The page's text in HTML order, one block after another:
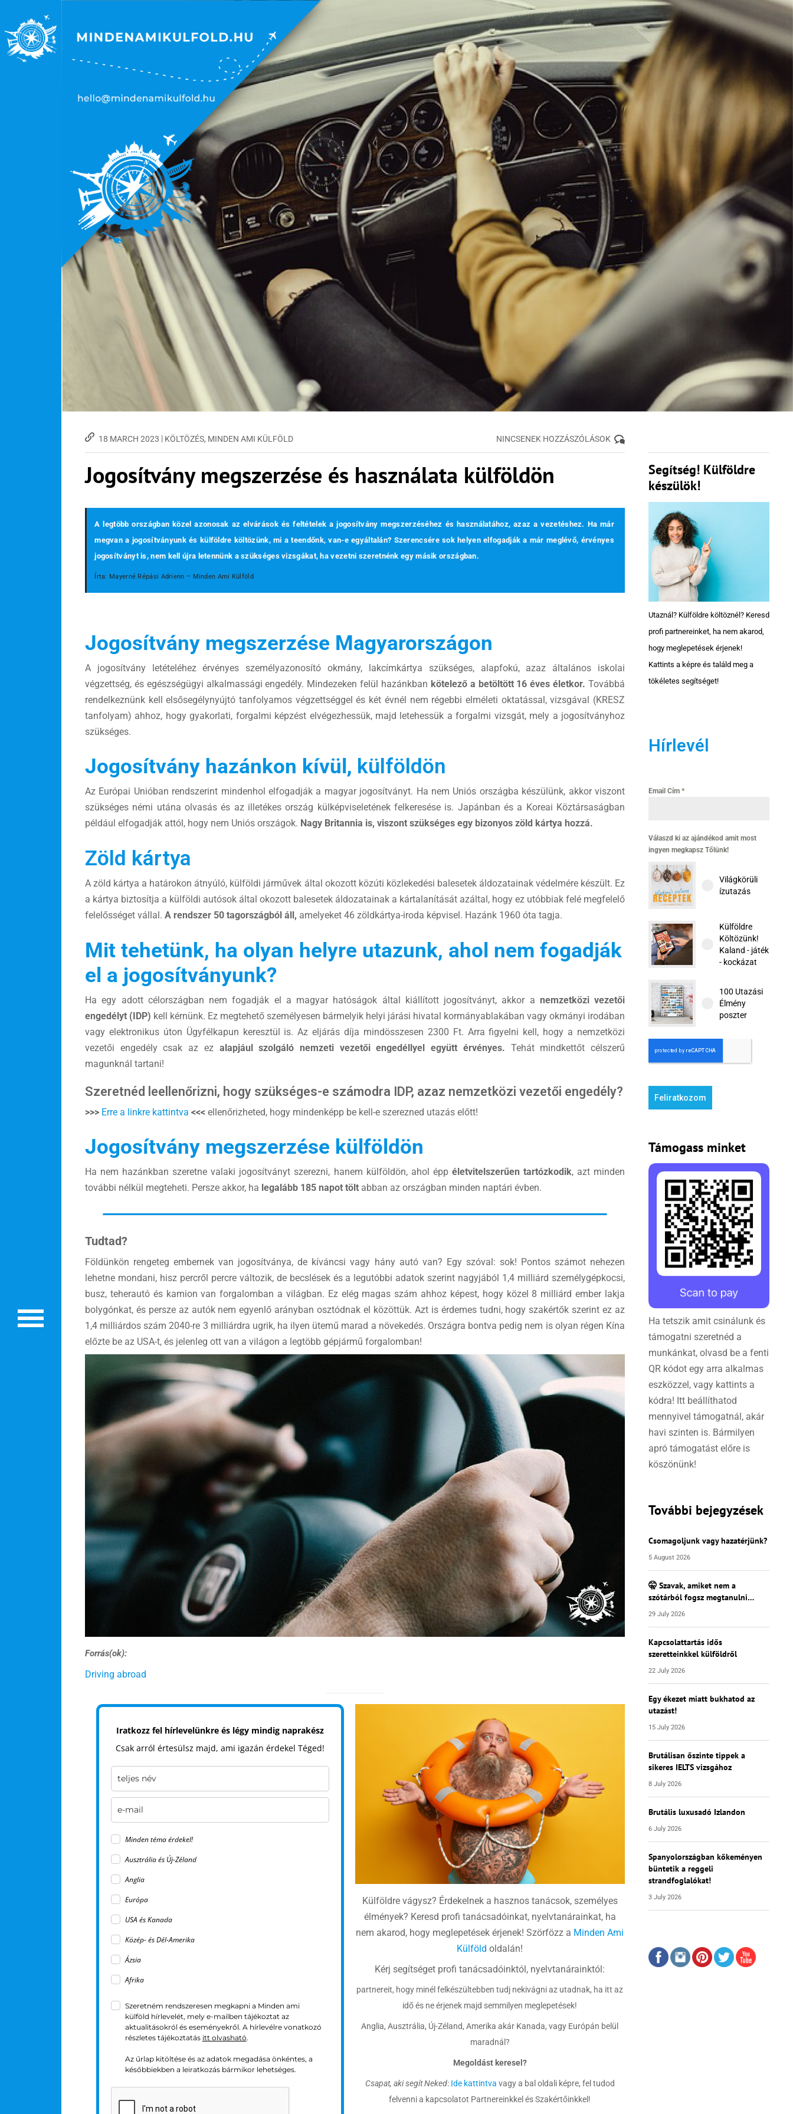
Beutazási engedélyek
Online bolt
Rendezvények
BLOG
Partnerprogram
Külföldi munkaajánlatok
18 MARCH 2023 | KÖLTÖZÉS, MINDEN AMI KÜLFÖLD NINCSENEK HOZZÁSZÓLÁSOK
Jogosítvány megszerzése és használata külföldön
A legtöbb országban közel azonosak az elvárások és feltételek a jogosítvány megszerzéséhez és használatához, azaz a vezetéshez. Ha már
megvan a jogosítványunk és külföldre költözünk, mi a teendőnk, van-e egyáltalán? Szerencsére sok helyen elfogadják a már meglévő, érvényes
jogosítványt is, nem kell újra letennünk a szükséges vizsgákat, ha vezetni szeretnénk egy másik országban.
Írta: Mayerné Répási Adrienn – Minden Ami Külföld
Jogosítvány megszerzése Magyarországon
A jogosítvány letételéhez érvényes személyazonosító okmány, lakcímkártya szükséges, alapfokú, azaz általános iskolai
végzettség, és egészségügyi alkalmassági engedély. Mindezeken felül hazánkban kötelező a betöltött 16 éves életkor. Továbbá
rendelkeznünk kell elsősegélynyújtó tanfolyamos végzettséggel és két évnél nem régebbi elméleti oktatással, vizsgával (KRESZ
tanfolyam) ahhoz, hogy gyakorlati, forgalmi képzést elvégezhessük, majd letehessük a forgalmi vizsgát, mely a jogosítványhoz
szükséges.
Jogosítvány hazánkon kívül, külföldön
Az Európai Unióban rendszerint mindenhol elfogadják a magyar jogosítványt. Ha nem Uniós országba készülünk, akkor viszont
szükséges némi utána olvasás és az illetékes ország külképviseletének felkeresése is. Japánban és a Koreai Köztársaságban
például elfogadják attól, hogy nem Uniós országok. Nagy Britannia is, viszont szükséges egy bizonyos zöld kártya hozzá.
Zöld kártya
A zöld kártya a határokon átnyúló, külföldi járművek által okozott közúti közlekedési balesetek áldozatainak védelmére készült. Ez
a kártya biztosítja a külföldi autósok által okozott balesetek áldozatainak a kártalanítását azáltal, hogy ez utóbbiak felé megfelelő
felelősséget vállal. A rendszer 50 tagországból áll, amelyeket 46 zöldkártya-iroda képvisel. Hazánk 1960 óta tagja.
Mit tehetünk, ha olyan helyre utazunk, ahol nem fogadják
el a jogosítványunk?
Ha egy adott célországban nem fogadják el a magyar hatóságok által kiállított jogosítványt, akkor a nemzetközi vezetői
engedélyt (IDP) kell kérnünk. Ez megtehető személyesen bármelyik helyi járási hivatal kormányablakában vagy okmányi irodában
vagy elektronikus úton Ügyfélkapun keresztül is. Az eljárás díja mindösszesen 2300 Ft. Arra figyelni kell, hogy a nemzetközi
vezetői engedély csak az ezalapjául szolgáló nemzeti vezetői engedéllyel együtt érvényes. Tehát mindkettőt célszerű
magunknál tartani!
Szeretnéd leellenőrizni, hogy szükséges-e számodra IDP, azaz nemzetközi vezetői engedély?
>>> Erre a linkre kattintva <<< ellenőrizheted, hogy mindenképp be kell-e szerezned utazás előtt!
Jogosítvány megszerzése külföldön
Ha nem hazánkban szeretne valaki jogosítványt szerezni, hanem külföldön, ahol épp életvitelszerűen tartózkodik, azt minden
további nélkül megteheti. Persze akkor, ha legalább 185 napot tölt abban az országban minden naptári évben.
Tudtad?
Földünkön rengeteg embernek van jogosítványa, de kíváncsi vagy hány autó van? Egy szóval: sok! Pontos számot nehezen
lehetne mondani, hisz percről percre változik, de becslések és a legutóbbi adatok szerint nagyjából 1,4 milliárd személygépkocsi,
busz, teherautó és kamion van forgalomban a világban. Ez elég magas szám ahhoz képest, hogy közel 8 milliárd ember lakja
bolygónkat, és persze az autók nem egyenlő arányban osztódnak el közöttük. Azt is érdemes tudni, hogy szakértők szerint ez az
1,4 milliárdos szám 2040-re 3 milliárdra ugrik, ha ilyen ütemű marad a növekedés. Országra bontva pedig nem is olyan régen Kína
előzte be az USA-t, és jelenleg ott van a világon a legtöbb gépjármű forgalomban!
Forrás(ok):
Driving abroad
Iratkozz fel hírlevelünkre és légy mindig naprakész
Csak arról értesülsz majd, ami igazán érdekel Téged!
Minden téma érdekel!
Ausztrália és Új-Zéland
Anglia
Európa
USA és Kanada
Közép- és Dél-Amerika
Ázsia
Afrika
Szeretném rendszeresen megkapni a Minden ami
külföld hírlevelét, mely e-mailben tájékoztat az
aktualitásokról és eseményekről. A hírlevélre vonatkozó
részletes tájékoztatás itt olvasható.
Az űrlap kitöltése és az adatok megadása önkéntes, a
későbbiekben a leiratkozás bármikor lehetséges.
Külföldre vágysz? Érdekelnek a hasznos tanácsok, személyes
élmények? Keresd profi tanácsadóinkat, nyelvtanárainkat, ha
nem akarod, hogy meglepetések érjenek! Szörfözz a Minden Ami
Külföldoldalán!
Kérj segítséget profi tanácsadóinktól, nyelvtanárainktól:
partnereit, hogy minél felkészültebben tudj nekivágni az utadnak, ha itt az
idő és ne érjenek majd semmilyen meglepetések!
Anglia, Ausztrália, Új-Zéland, Amerika akár Kanada, vagy Európán belül
maradnál?
Megoldást keresel?
Csapat, aki segít Neked: Ide kattintva vagy a bal oldali képre, fel tudod
felvenni a kapcsolatot Partnereinkkel és Szakértőinkkel!
Segítség! Külföldre
készülök!
Utaznál? Külföldre költöznél? Keresd
profi partnereinket, ha nem akarod,
hogy meglepetések érjenek!
Kattints a képre és találd meg a
tökéletes segítséget!
Hírlevél
Email Cím *
Válaszd ki az ajándékod amit most
ingyen megkapsz Tőlünk!
Világkörüli
ízutazás
Külföldre
Költözünk!
Kaland - játék
- kockázat
100 Utazási
Élmény
poszter
Feliratkozom
Támogass minket
Ha tetszik amit csinálunk és
támogatni szeretnéd a
munkánkat, olvasd be a fenti
QR kódot egy arra alkalmas
eszközzel, vagy kattints a
kódra! Itt beállíthatod
mennyivel támogatnál, akár
havi szinten is. Bármilyen
apró támogatást előre is
köszönünk!
További bejegyzések
Csomagoljunk vagy hazatérjünk?
5 August 2026
🤫 Szavak, amiket nem a
szótárból fogsz megtanulni…
29 July 2026
Kapcsolattartás idős
szeretteinkkel külföldről
22 July 2026
Egy ékezet miatt bukhatod az
utazást!
15 July 2026
Brutálisan őszinte tippek a
sikeres IELTS vizsgához
8 July 2026
Brutális luxusadó Izlandon
6 July 2026
Spanyolországban kőkeményen
büntetik a reggeli
strandfoglalókat!
3 July 2026